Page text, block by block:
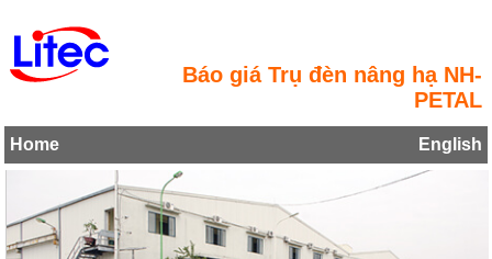
Báo giá Trụ đèn nâng hạ NH-
PETAL
Home English